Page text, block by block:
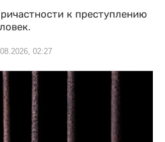
к преступлению
02:27